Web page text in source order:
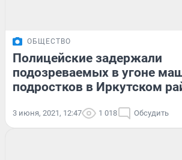
ОБЩЕСТВО
Полицейские задержали
подозреваемых в угоне
подростков в Иркутском
3 июня, 2021, 12:47 1 018 Обсудить